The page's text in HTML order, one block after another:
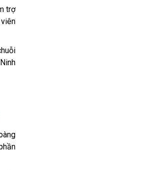
trợ